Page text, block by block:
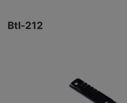
Btl-212